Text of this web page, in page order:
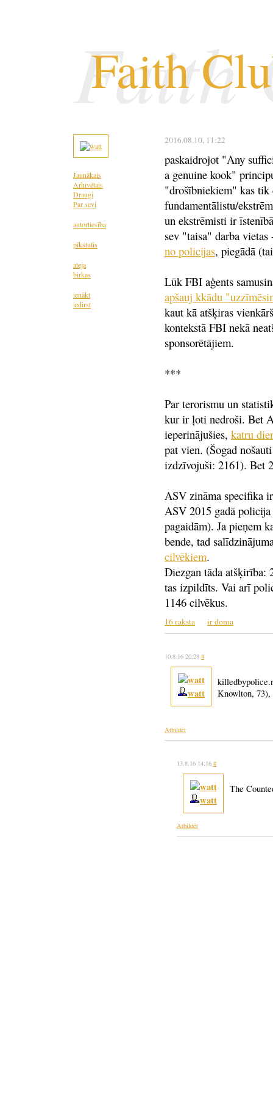
Faith
Faith
Jaunākais
Arhivētais
Draugi
Par sevi
autortiesība
pīkstulis
ateja
birkas
ienākt
iedirst
2016.08.10, 11:22
paskaidrojot "Any
a genuine kook"
"drošībniekiem" kas tik
fundamentālistu/
un ekstrēmisti ir
sev "taisa" darba
no policijas, piegādā
Lūk FBI aģents
apšauj kkādu
kaut kā atšķiras
kontekstā FBI nekā
sponsorētājiem.
***
Par terorismu un
kur ir ļoti nedroši. Bet
ieperinājušies, katru
pat vien. (Šogad
izdzīvojuši: 2161). Bet
ASV zināma specifika
ASV 2015 gadā
pagaidām). Ja pieņem
bende, tad
cilvēkiem.
Diezgan tāda atšķirība:
tas izpildīts. Vai arī
1146 cilvēkus.
16 raksta ir doma
10.8.16 20:28 #
watt
Knowlton, 73),
Atbildēt
13.8.16 14:16 #
watt
The
Atbildēt